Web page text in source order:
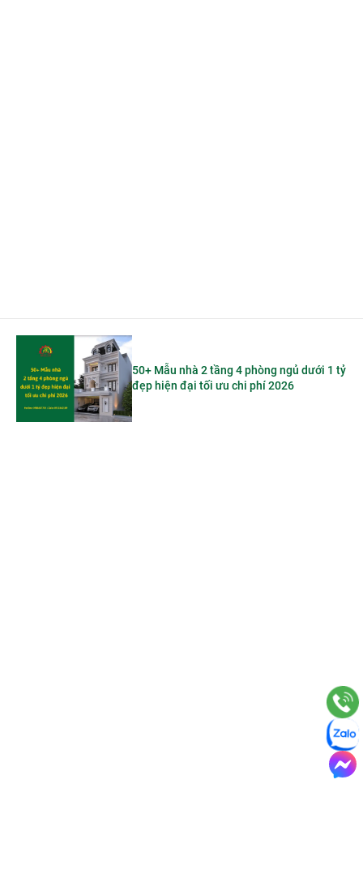
50+ Mẫu nhà 2 tầng 4 phòng ngủ dưới 1 tỷ
đẹp hiện đại tối ưu chi phí 2026